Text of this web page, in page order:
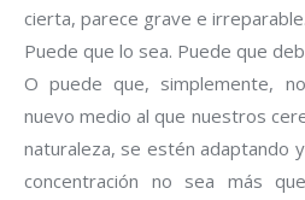
cierta, parece grave e irreparable.
Puede que lo sea. Puede que
O puede que, simplemente,
nuevo medio al que nuestros
naturaleza, se estén adaptando
concentración no sea más